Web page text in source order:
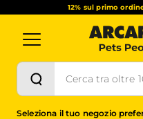
12% sul primo
Seleziona il tuo negozio